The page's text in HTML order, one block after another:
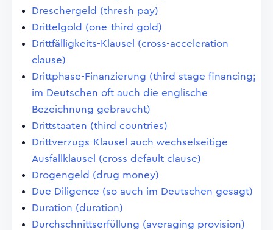
Dreschergeld (thresh pay)
Drittelgold (one-third gold)
Drittfälligkeits-Klausel (cross-acceleration
clause)
Drittphase-Finanzierung (third stage financing;
im Deutschen oft auch die englische
Bezeichnung gebraucht)
Drittstaaten (third countries)
Drittverzugs-Klausel auch wechselseitige
Ausfallklausel (cross default clause)
Drogengeld (drug money)
Due Diligence (so auch im Deutschen gesagt)
Duration (duration)
Durchschnittserfüllung (averaging provision)